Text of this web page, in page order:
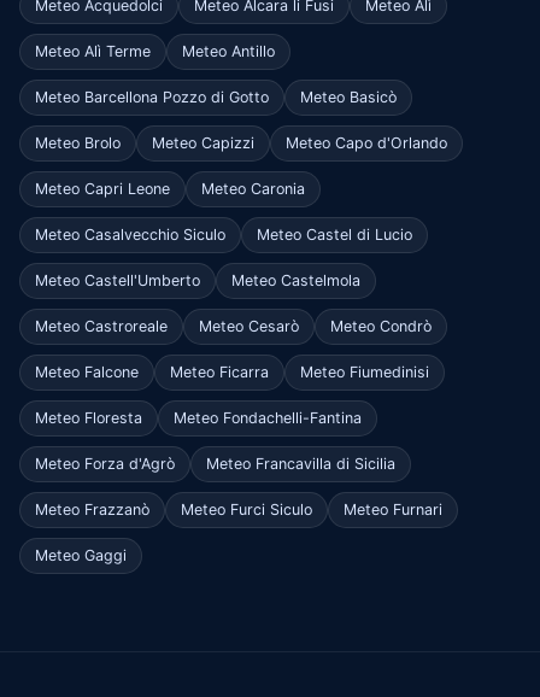
Meteo Acquedolci Meteo Alcara li Fusi Meteo Alì
Meteo Alì Terme Meteo Antillo
Meteo Barcellona Pozzo di Gotto Meteo Basicò
Meteo Brolo Meteo Capizzi Meteo Capo d'Orlando
Meteo Capri Leone Meteo Caronia
Meteo Casalvecchio Siculo Meteo Castel di Lucio
Meteo Castell'Umberto Meteo Castelmola
Meteo Castroreale Meteo Cesarò Meteo Condrò
Meteo Falcone Meteo Ficarra Meteo Fiumedinisi
Meteo Floresta Meteo Fondachelli-Fantina
Meteo Forza d'Agrò Meteo Francavilla di Sicilia
Meteo Frazzanò Meteo Furci Siculo Meteo Furnari
Meteo Gaggi